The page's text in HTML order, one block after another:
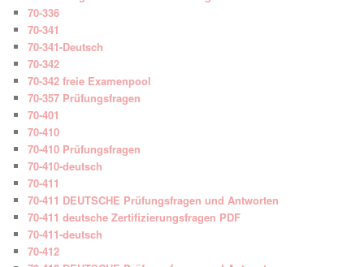
70-336
70-341
70-341-Deutsch
70-342
70-342 freie Examenpool
70-357 Prüfungsfragen
70-401
70-410
70-410 Prüfungsfragen
70-410-deutsch
70-411
70-411 DEUTSCHE Prüfungsfragen und Antworten
70-411 deutsche Zertifizierungsfragen PDF
70-411-deutsch
70-412